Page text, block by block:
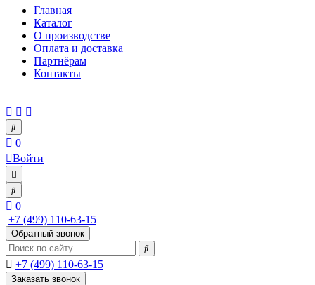
Главная
Каталог
О производстве
Оплата и доставка
Партнёрам
Контакты
0
Войти
0
+7 (499) 110-63-15
Обратный звонок
+7 (499) 110-63-15
Заказать звонок